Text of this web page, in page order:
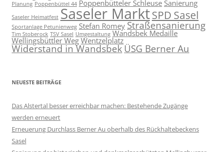
Planung Poppenbüttel 44 Poppenbütteler SchleuseSanierung
Saseler Heimatfest Saseler MarktSPD Sasel
Sportanlage Petunienweg Stefan Romey Straßensanierung
Tim Stoberock TSV Sasel Umgestaltung Wandsbek Medaille
Wellingsbüttler WegWentzelplatz
Widerstand in Wandsbek ÜSG Berner Au
NEUESTE BEITRÄGE
Das Alstertal besser erreichbar machen: Bestehende Zugänge
werden erneuert
Erneuerung Durchlass Berner Au oberhalb des Rückhalte­beckens
Sasel